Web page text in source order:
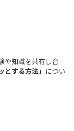
や知識を共有し合
とする方法」 につい